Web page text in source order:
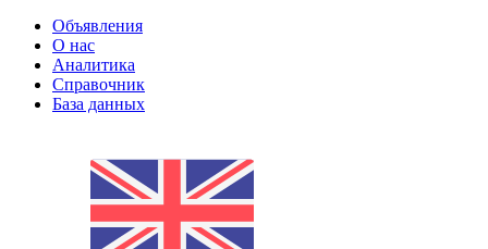
Объявления
О нас
Аналитика
Справочник
База данных